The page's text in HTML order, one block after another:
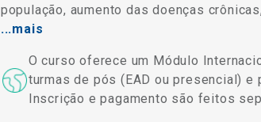
população, aumento das doenças
...mais
O curso oferece um Módulo
turmas de pós (EAD ou presencial)
Inscrição e pagamento são feitos